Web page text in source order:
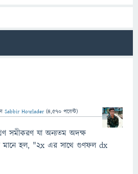
Sabbir Howlader (4,570 পয়েন্ট)
সমীকরণ যা অন্যতম অদক্ষ
মানে হল, "2x এর সাথে গুণফল dx